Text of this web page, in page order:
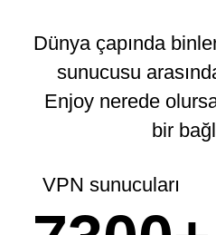
Dünya çapında
sunucusu
Enjoy nerede
bir
VPN sunucuları